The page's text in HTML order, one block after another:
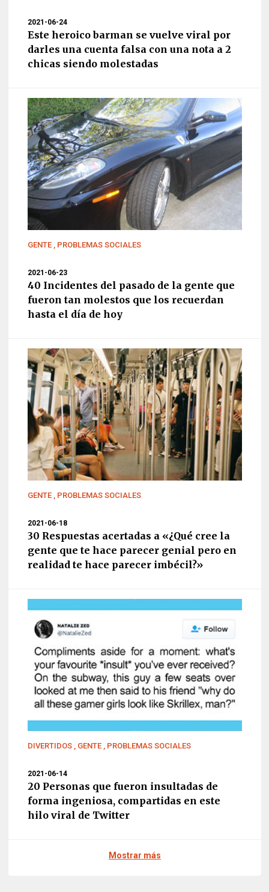
Este heroico barman se vuelve viral por
darles una cuenta falsa con una nota a 2
chicas siendo molestadas
2021-06-24
40 Incidentes del pasado de la gente que
fueron tan molestos que los recuerdan
hasta el día de hoy
GENTE , PROBLEMAS SOCIALES
2021-06-23
30 Respuestas acertadas a «¿Qué cree la
gente que te hace parecer genial pero en
realidad te hace parecer imbécil?»
GENTE , PROBLEMAS SOCIALES
2021-06-18
20 Personas que fueron insultadas de
forma ingeniosa, compartidas en este
hilo viral de Twitter
DIVERTIDOS , GENTE , PROBLEMAS SOCIALES
2021-06-14
Mostrar más